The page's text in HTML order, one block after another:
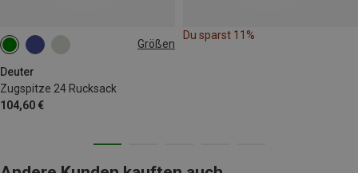
Größen
Deuter
Zugspitze 24 Rucksack
104,60 €
24L
Du sparst 11%